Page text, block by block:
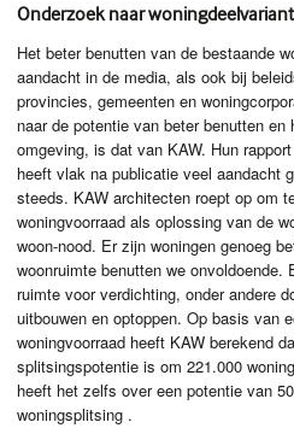
Onderzoek naar
Het beter benutten van de bestaande
aandacht in de media, als ook bij
provincies, gemeenten en
naar de potentie van beter benutten
omgeving, is dat van KAW. Hun rapport
heeft vlak na publicatie veel aandacht
steeds. KAW architecten roept op om
woningvoorraad als oplossing van de
woon-nood. Er zijn woningen genoeg
woonruimte benutten we
ruimte voor verdichting, onder andere
uitbouwen en optoppen. Op basis van
woningvoorraad heeft KAW berekend
splitsingspotentie is om 221.000
heeft het zelfs over een potentie van
woningsplitsing .